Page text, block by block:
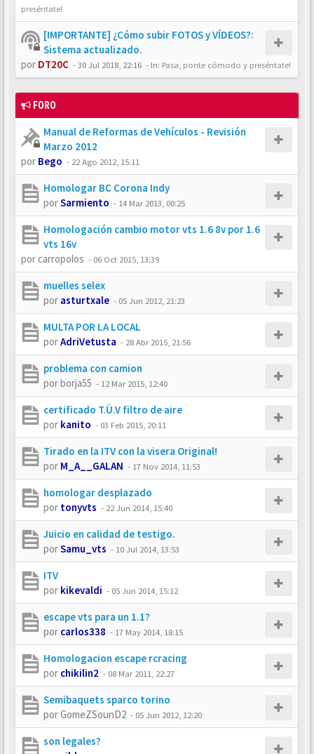
preséntate!
[IMPORTANTE] ¿Cómo subir FOTOS y VÍDEOS?:
Sistema actualizado.
por DT20C -30 Jul 2018, 22:16 - In: Pasa, ponte cómodo y preséntate!
FORO
Manual de Reformas de Vehículos - Revisión
Marzo 2012
por Bego - 22 Ago 2012, 15:11
Homologar BC Corona Indy
porSarmiento - 14 Mar 2013, 00:25
Homologación cambio motor vts 1.6 8v por 1.6
vts 16v
porcarropolos - 06 Oct 2015, 13:39
muelles selex
por asturtxale - 05 Jun 2012, 21:23
MULTA POR LA LOCAL
porAdriVetusta - 28 Abr 2015, 21:56
problema con camion
porborja55 - 12 Mar 2015, 12:40
certificado T.Ü.V filtro de aire
por kanito - 03 Feb 2015, 20:11
Tirado en la ITV con la visera Original!
por M_A__GALAN - 17 Nov 2014, 11:53
homologar desplazado
por tonyvts - 22 Jun 2014, 15:40
Juicio en calidad de testigo.
porSamu_vts - 10 Jul 2014, 13:53
ITV
por kikevaldi - 05 Jun 2014, 15:12
escape vts para un 1.1?
por carlos338 - 17 May 2014, 18:15
Homologacion escape rcracing
por chikilin2 - 08 Mar 2011, 22:27
Semibaquets sparco torino
porGomeZSounD2 - 05 Jun 2012, 12:20
son legales?